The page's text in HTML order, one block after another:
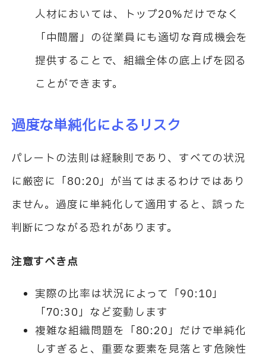
人材においては、トップ20%だけでなく
「中間層」の従業員にも適切な育成機会を
提供することで、組織全体の底上げを図る
ことができます。
過度な単純化によるリスク
パレートの法則は経験則であり、すべての状況
に厳密に「80:20」が当てはまるわけではあり
ません。過度に単純化して適用すると、誤った
判断につながる恐れがあります。
注意すべき点
実際の比率は状況によって「90:10」
「70:30」など変動します
複雑な組織問題を「80:20」だけで単純化
しすぎると、重要な要素を見落とす危険性